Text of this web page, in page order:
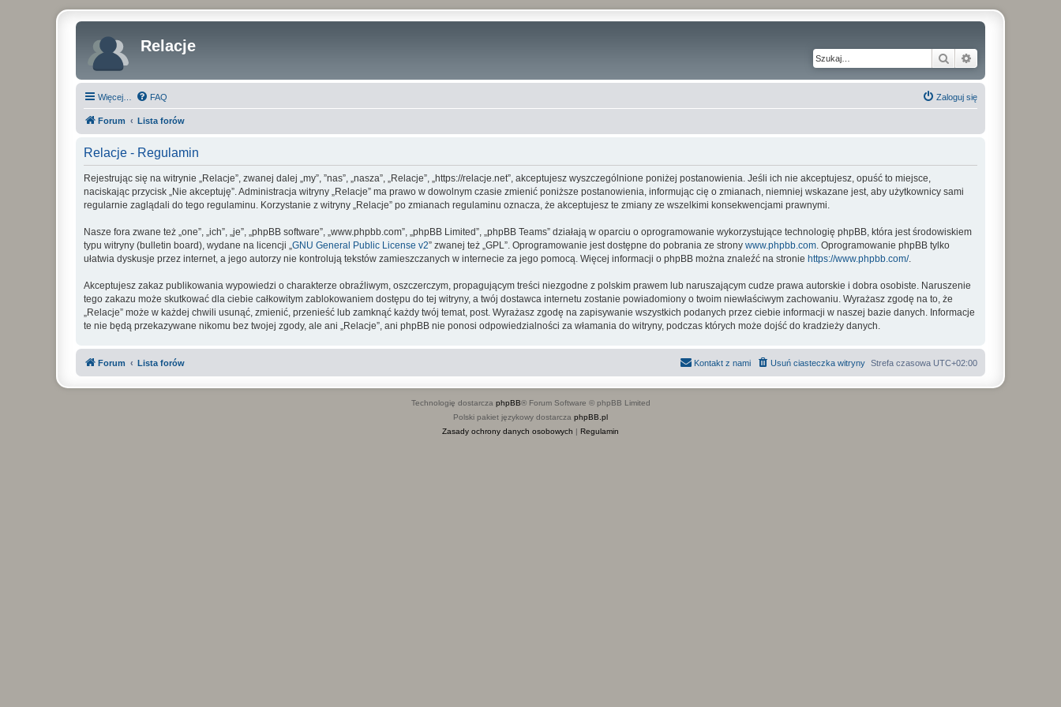
Relacje
Szukaj
Więcej… FAQ Zaloguj się
Forum Lista forów
Relacje - Regulamin
Rejestrując się na witrynie „Relacje”, zwanej dalej „my”, ”nas”, „nasza”, „Relacje”, „https://relacje.net”, akceptujesz wyszczególnione poniżej postanowienia. Jeśli ich nie akceptujesz, opuść to miejsce,
naciskając przycisk „Nie akceptuję”. Administracja witryny „Relacje” ma prawo w dowolnym czasie zmienić poniższe postanowienia, informując cię o zmianach, niemniej wskazane jest, aby użytkownicy sami
regularnie zaglądali do tego regulaminu. Korzystanie z witryny „Relacje” po zmianach regulaminu oznacza, że akceptujesz te zmiany ze wszelkimi konsekwencjami prawnymi.
Nasze fora zwane też „one”, „ich”, „je”, „phpBB software”, „www.phpbb.com”, „phpBB Limited”, „phpBB Teams” działają w oparciu o oprogramowanie wykorzystujące technologię phpBB, która jest środowiskiem
typu witryny (bulletin board), wydane na licencji „GNU General Public License v2” zwanej też „GPL”. Oprogramowanie jest dostępne do pobrania ze strony www.phpbb.com. Oprogramowanie phpBB tylko
ułatwia dyskusje przez internet, a jego autorzy nie kontrolują tekstów zamieszczanych w internecie za jego pomocą. Więcej informacji o phpBB można znaleźć na stronie https://www.phpbb.com/.
Akceptujesz zakaz publikowania wypowiedzi o charakterze obraźliwym, oszczerczym, propagującym treści niezgodne z polskim prawem lub naruszającym cudze prawa autorskie i dobra osobiste. Naruszenie
tego zakazu może skutkować dla ciebie całkowitym zablokowaniem dostępu do tej witryny, a twój dostawca internetu zostanie powiadomiony o twoim niewłaściwym zachowaniu. Wyrażasz zgodę na to, że
„Relacje” może w każdej chwili usunąć, zmienić, przenieść lub zamknąć każdy twój temat, post. Wyrażasz zgodę na zapisywanie wszystkich podanych przez ciebie informacji w naszej bazie danych. Informacje
te nie będą przekazywane nikomu bez twojej zgody, ale ani „Relacje”, ani phpBB nie ponosi odpowiedzialności za włamania do witryny, podczas których może dojść do kradzieży danych.
Forum Lista forów Strefa czasowa UTC+02:00
Usuń ciasteczka witryny
Kontakt z nami
Technologię dostarcza phpBB® Forum Software © phpBB Limited
Polski pakiet językowy dostarcza phpBB.pl
Zasady ochrony danych osobowych | Regulamin